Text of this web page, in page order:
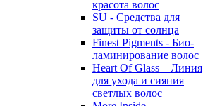
красота волос
SU - Средства для
защиты от солнца
Finest Pigments - Био-
ламинирование волос
Heart Of Glass – Линия
для ухода и сияния
светлых волос